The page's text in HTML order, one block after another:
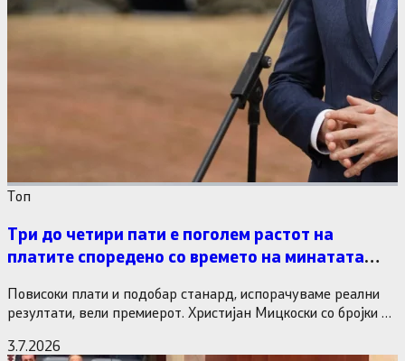
Tоп
Три до четири пати е поголем растот на
платите споредено со времето на минатата
Повисоки плати и подобар станард, испорачуваме реални
резултати, вели премиерот. Христијан Мицкоски со бројки и
3.7.2026